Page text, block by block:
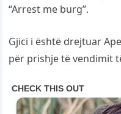
“Arrest me burg”.
Gjici i është drejtuar
për prishje të vendimit